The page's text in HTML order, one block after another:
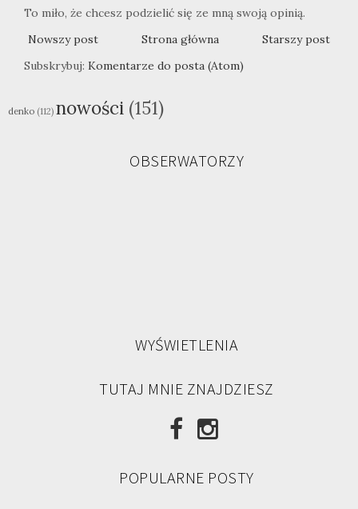
To miło, że chcesz podzielić się ze mną swoją opinią.
Nowszy post
Starszy post
Strona główna
Subskrybuj: Komentarze do posta (Atom)
denko (112) nowości (151)
OBSERWATORZY
WYŚWIETLENIA
TUTAJ MNIE ZNAJDZIESZ
POPULARNE POSTY